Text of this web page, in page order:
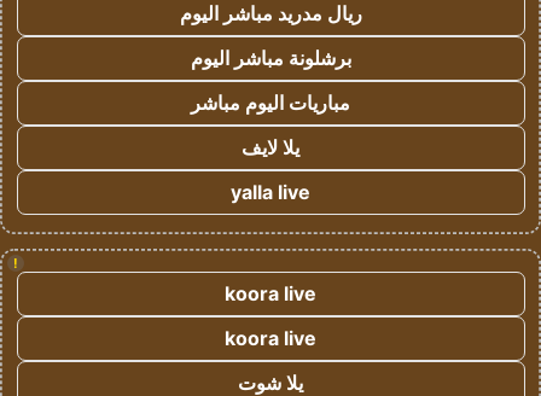
ريال مدريد مباشر اليوم
برشلونة مباشر اليوم
مباريات اليوم مباشر
يلا لايف
yalla live
!
koora live
koora live
يلا شوت